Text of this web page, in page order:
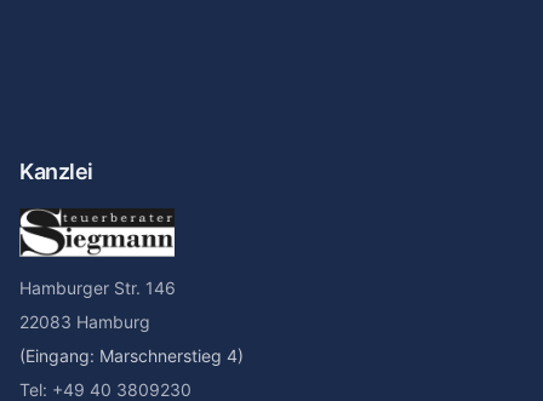
Kanzlei
Hamburger Str. 146
22083 Hamburg
(Eingang: Marschnerstieg 4)
Tel: +49 40 3809230